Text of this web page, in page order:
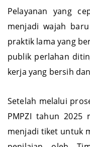
Pelayanan yang
menjadi wajah
praktik lama yang
publik perlahan
Setelah melalui
PMPZI tahun 2025
menjadi tiket untuk